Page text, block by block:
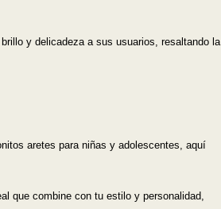
y delicadeza a sus usuarios, resaltando la
aretes para niñas y adolescentes, aquí
que combine con tu estilo y personalidad,